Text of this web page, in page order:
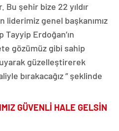
Bu şehir bize 22 yıldır
genel başkanımız
Tayyip Erdoğan’ın
gözümüz gibi sahip
güzelleştirerek
bırakacağız ” şeklinde
GÜVENLİ HALE GELSİN